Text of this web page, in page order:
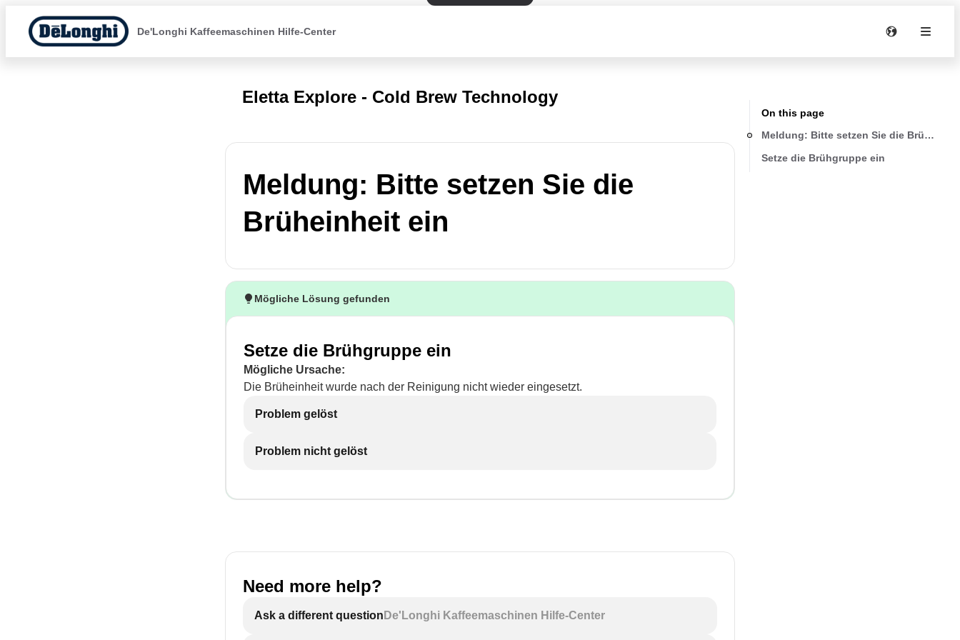
De'Longhi Kaffeemaschinen Hilfe-Center
Eletta Explore - Cold Brew Technology
Meldung: Bitte setzen Sie die
Brüheinheit ein
Mögliche Lösung gefunden
Setze die Brühgruppe ein
Mögliche Ursache:
Die Brüheinheit wurde nach der Reinigung nicht wieder eingesetzt.
Problem gelöst
Problem nicht gelöst
Need more help?
Ask a different question De'Longhi Kaffeemaschinen Hilfe-Center
On this page
Meldung: Bitte setzen Sie die
Setze die Brühgruppe ein